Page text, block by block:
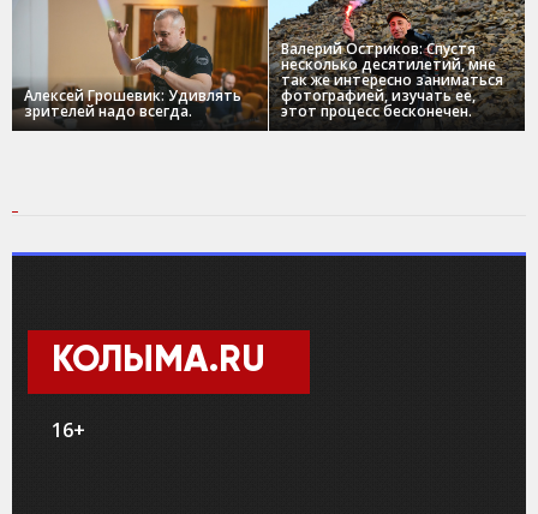
Алексей Грошевик: Удивлять
зрителей надо всегда.
Валерий Остриков: Спустя
несколько десятилетий, мне
так же интересно заниматься
фотографией, изучать ее,
этот процесс бесконечен.
КОЛЫМА.RU
16+